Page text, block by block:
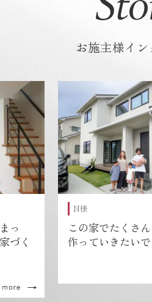
お施主様イ
っ
づく
N様
この家でたくさ
作っていきたいで